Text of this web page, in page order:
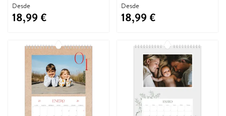
Desde
18,99 €
Desde
18,99 €